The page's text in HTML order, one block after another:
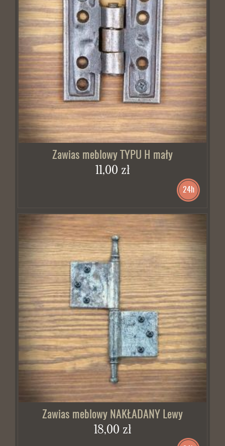
Zawias meblowy TYPU H mały
11,00 zł
24h
Zawias meblowy NAKŁADANY Lewy
18,00 zł